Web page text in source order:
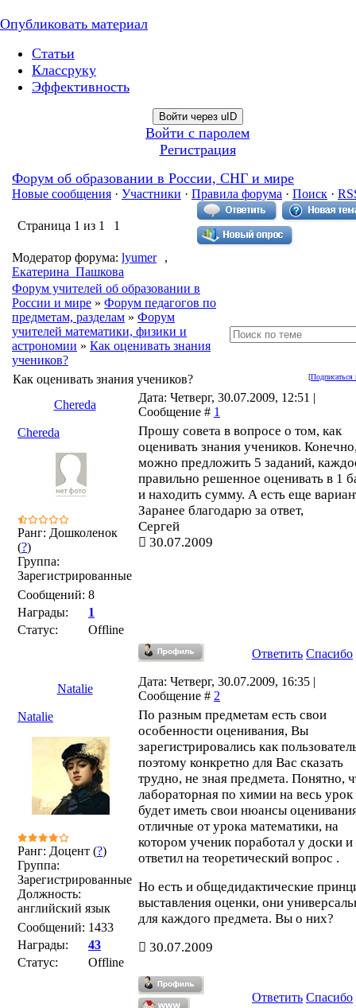
Опубликовать материал
Статьи
Классруку
Эффективность
Войти через uID
Войти с паролем
Регистрация
Форум об образовании в России, СНГ и мире
Новые сообщения · Участники · Правила форума · Поиск ·
Страница 1 из 1 1
Модератор форума: lyumer
,
Екатерина_Пашкова
Форум учителей об образовании в
России и мире » Форум педагогов по
предметам, разделам » Форум
учителей математики, физики и
астрономии » Как оценивать знания
учеников?
[Подписаться
Как оценивать знания учеников?
Chereda
Дата: Четверг, 30.07.2009, 12:51 |
Сообщение # 1
Chereda
Ранг: Дошколенок
(?)
Группа:
Зарегистрированные
Сообщений: 8
Награды:
1
Статус:
Offline
Прошу совета в вопросе о том, как
оценивать знания учеников.
можно предложить 5 заданий,
правильно решенное оценивать в 1
и находить сумму. А есть еще
Заранее благодарю за ответ,
Сергей
30.07.2009
Ответить Спасибо
Natalie
Дата: Четверг, 30.07.2009, 16:35 |
Сообщение # 2
Natalie
Ранг: Доцент (?)
Группа:
Зарегистрированные
Должность:
английский язык
Сообщений: 1433
Награды:
43
Статус:
Offline
По разным предметам есть свои
особенности оценивания, Вы
зарегистрировались как
поэтому конкретно для Вас сказать
трудно, не зная предмета. Понятно,
лабораторная по химии на весь урок
будет иметь свои нюансы
отличные от урока математики, на
котором ученик поработал у доски и
ответил на теоретический вопрос .
Но есть и общедидактические
выставления оценки, они
для каждого предмета. Вы о них?
30.07.2009
Ответить Спасибо